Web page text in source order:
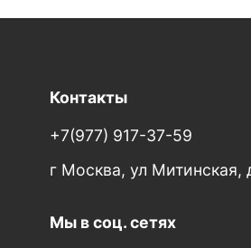
Контакты
+7(977) 917-37-59
г Москва, ул Митинская,
Мы в соц. сетях